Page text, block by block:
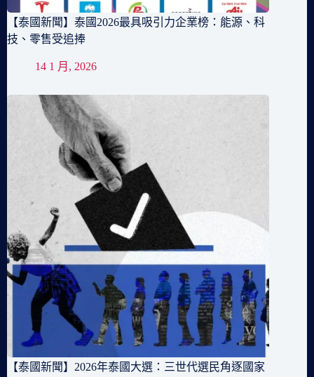
【泰國新聞】泰國2026最具吸引力企業榜：能源、科
技、零售受追捧
14 1 月, 2026
【泰國新聞】2026年泰國大選：三世代選民角逐國家